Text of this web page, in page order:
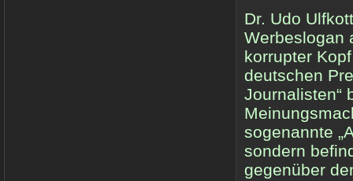
Dr. Udo
Werbeslogan
korrupter
deutschen
Journalisten“
sogenannte
sondern
gegenüber